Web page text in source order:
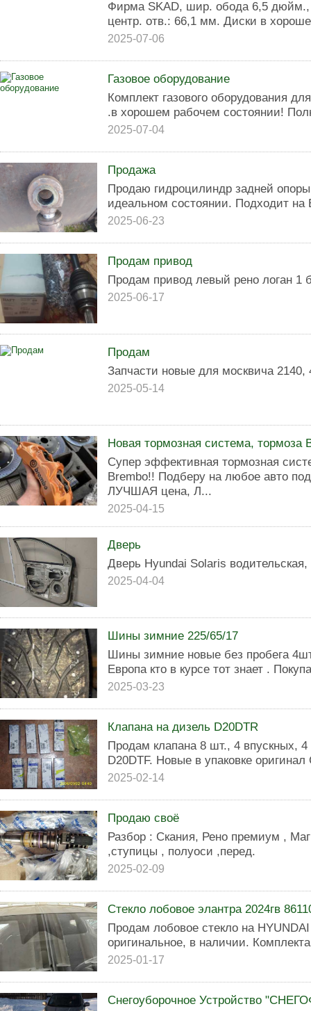
Фирма SKAD, шир. обода 6,5 дюйм.,
центр. отв.: 66,1 мм. Диски в
2025-07-06
Газовое оборудование
Комплект газового оборудования
.в хорошем рабочем состоянии!
2025-07-04
Продажа
Продаю гидроцилиндр задней
идеальном состоянии. Подходит на
2025-06-23
Продам привод
Продам привод левый рено логан
2025-06-17
Продам
Запчасти новые для москвича 2140,
2025-05-14
Новая тормозная система, тормоза
Супер эффективная тормозная
Brembo!! Подберу на любое авто
ЛУЧШАЯ цена, Л...
2025-04-15
Дверь
Дверь Hyundai Solaris водительская,
2025-04-04
Шины зимние 225/65/17
Шины зимние новые без пробега
Европа кто в курсе тот знает .
2025-03-23
Клапана на дизель D20DTR
Продам клапана 8 шт., 4 впускных,
D20DTF. Новые в упаковке
2025-02-14
Продаю своё
Разбор : Скания, Рено премиум ,
,ступицы , полуоси ,перед.
2025-02-09
Стекло лобовое элантра 2024гв
Продам лобовое стекло на
оригинальное, в наличии.
2025-01-17
Снегоуборочное Устройство